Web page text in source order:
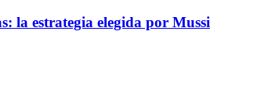
la estrategia elegida por Mussi